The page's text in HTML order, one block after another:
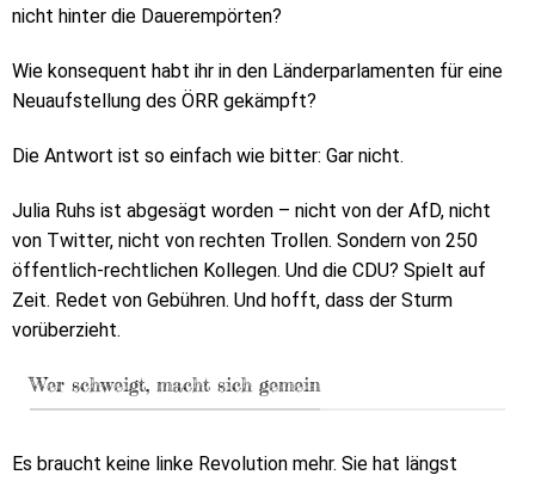
nicht hinter die Dauerempörten?
Wie konsequent habt ihr in den Länderparlamenten für eine
Neuaufstellung des ÖRR gekämpft?
Die Antwort ist so einfach wie bitter: Gar nicht.
Julia Ruhs ist abgesägt worden – nicht von der AfD, nicht
von Twitter, nicht von rechten Trollen. Sondern von 250
öffentlich-rechtlichen Kollegen. Und die CDU? Spielt auf
Zeit. Redet von Gebühren. Und hofft, dass der Sturm
vorüberzieht.
Wer schweigt, macht sich gemein
Es braucht keine linke Revolution mehr. Sie hat längst